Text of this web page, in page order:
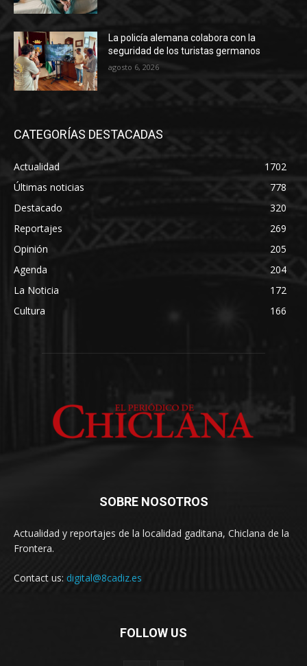
La policía alemana colabora con la
seguridad de los turistas germanos
agosto 6, 2026
CATEGORÍAS DESTACADAS
Actualidad
1702
Últimas noticias
778
Destacado
320
Reportajes
269
Opinión
205
Agenda
204
La Noticia
172
Cultura
166
SOBRE NOSOTROS
Actualidad y reportajes de la localidad gaditana, Chiclana de la
Frontera.
Contact us: digital@8cadiz.es
FOLLOW US